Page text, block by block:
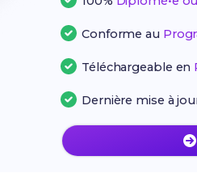
Conforme au
Téléchargeable en
Dernière mise à